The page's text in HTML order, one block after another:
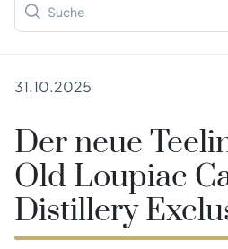
31.10.2025
Der neue
Old Loupiac
Distillery